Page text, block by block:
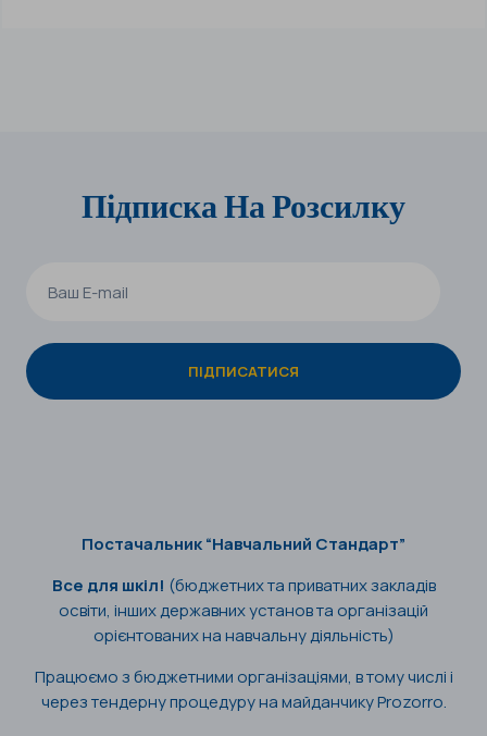
Підписка На Розсилку
Постачальник “Навчальний Стандарт”
Все для шкіл! (бюджетних та приватних закладів
освіти, інших державних установ та організацій
орієнтованих на навчальну діяльність)
Працюємо з бюджетними організаціями, в тому числі і
через тендерну процедуру на майданчику Prozorro.